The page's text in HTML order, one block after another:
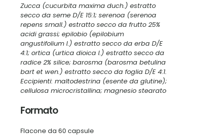
Zucca (cucurbita maxima duch.) estratto
secco da seme D/E 15:1; serenoa (serenoa
repens small.) estratto secco da frutto 25%
acidi grassi; epilobio (epilobium
angustifolium l.) estratto secco da erba D/E
4:1; ortica (urtica dioica l.) estratto secco da
radice 2% silice; barosma (barosma betulina
bart et wen.) estratto secco da foglia D/E 4:1.
Eccipienti: maltodestrina (esente da glutine);
cellulosa microcristallina; magnesio stearato
Formato
Flacone da 60 capsule